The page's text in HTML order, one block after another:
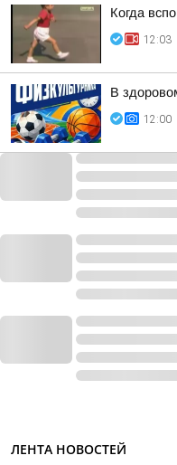
Когда
12:03
В
12:00
ЛЕНТА НОВОСТЕЙ